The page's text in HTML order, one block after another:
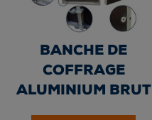
BANCHE DE
COFFRAGE
ALUMINIUM BRUT